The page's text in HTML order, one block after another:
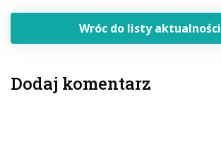
Wróc do listy aktualności
Dodaj komentarz